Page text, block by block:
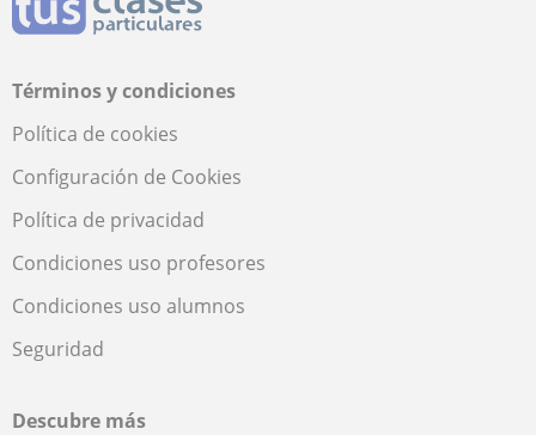
Términos y condiciones
Política de cookies
Configuración de Cookies
Política de privacidad
Condiciones uso profesores
Condiciones uso alumnos
Seguridad
Descubre más